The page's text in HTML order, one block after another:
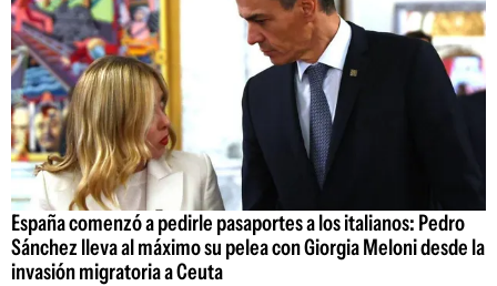
España comenzó a pedirle pasaportes a los italianos: Pedro
Sánchez lleva al máximo su pelea con Giorgia Meloni desde la
invasión migratoria a Ceuta